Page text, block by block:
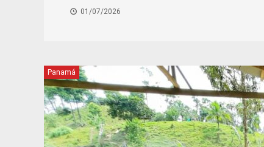
01/07/2026
Panamá